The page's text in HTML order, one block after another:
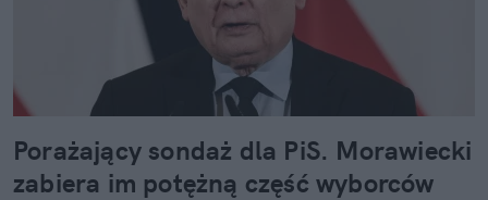
Porażający sondaż dla PiS. Morawiecki
zabiera im potężną część wyborców